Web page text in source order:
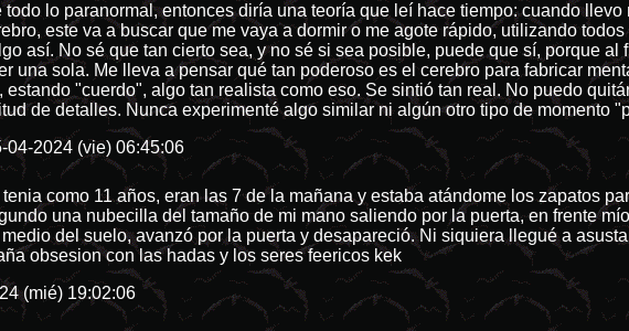
lo paranormal, entonces diría una teoría que leí hace tiempo: cuando
este va a buscar que me vaya a dormir o me agote rápido, utilizando
así. No sé que tan cierto sea, y no sé si sea posible, puede que sí, porque
una sola. Me lleva a pensar qué tan poderoso es el cerebro para fabricar
estando "cuerdo", algo tan realista como eso. Se sintió tan real. No puedo
de detalles. Nunca experimenté algo similar ni algún otro tipo de momento
04-2024 (vie) 06:45:06
como 11 años, eran las 7 de la mañana y estaba atándome los zapatos
una nubecilla del tamaño de mi mano saliendo por la puerta, en frente
del suelo, avanzó por la puerta y desapareció. Ni siquiera llegué a
obsesion con las hadas y los seres feericos kek
(mié) 19:02:06